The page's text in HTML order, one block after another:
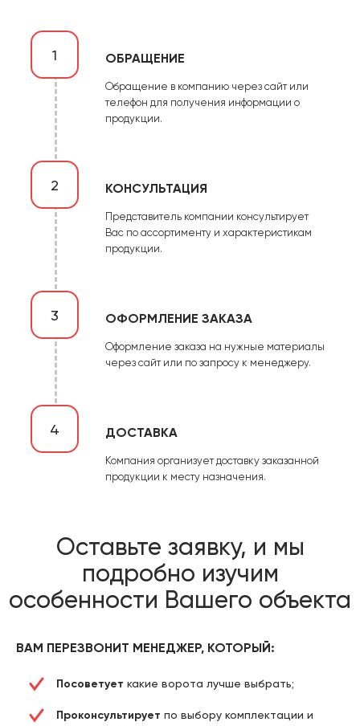
1 ОБРАЩЕНИЕ
Обращение в компанию через сайт или
телефон для получения информации о
продукции.
2 КОНСУЛЬТАЦИЯ
Представитель компании консультирует
Вас по ассортименту и характеристикам
продукции.
3 ОФОРМЛЕНИЕ ЗАКАЗА
Оформление заказа на нужные материалы
через сайт или по запросу к менеджеру.
4 ДОСТАВКА
Компания организует доставку заказанной
продукции к месту назначения.
Оставьте заявку, и мы
подробно изучим
особенности Вашего объекта
ВАМ ПЕРЕЗВОНИТ МЕНЕДЖЕР, КОТОРЫЙ:
Посоветует какие ворота лучше выбрать;
Проконсультирует по выбору комплектации и